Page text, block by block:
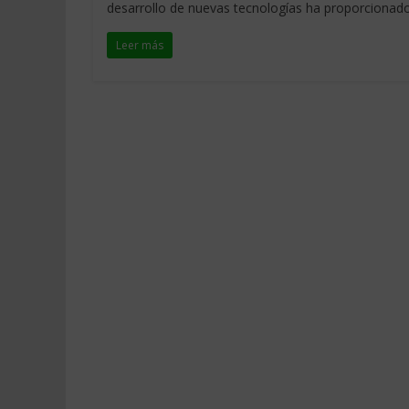
desarrollo de nuevas tecnologías ha
Leer más